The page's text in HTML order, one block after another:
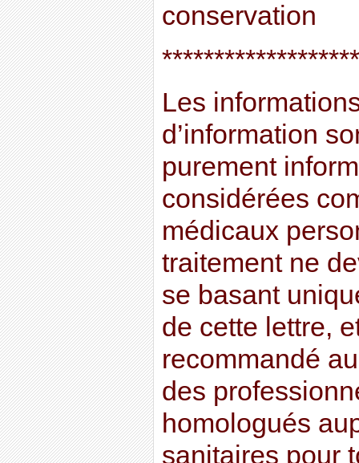
conservation
Les
d’information
purement
considérées
médicaux
traitement ne
se basant
de cette lettre,
recommandé
des
homologués
sanitaires pour